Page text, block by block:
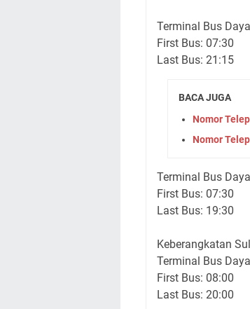
Terminal Bus
First Bus: 07:30
Last Bus: 21:15
BACA JUGA
Nomor
Nomor
Terminal Bus
First Bus: 07:30
Last Bus: 19:30
Keberangkatan
Terminal Bus
First Bus: 08:00
Last Bus: 20:00